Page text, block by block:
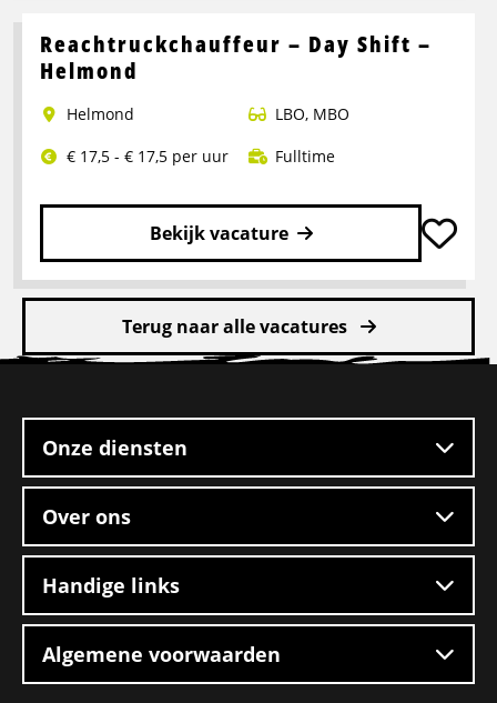
over
Pakketbezorger
Reachtruckchauffeur – Day Shift –
Helmond
Helmond LBO, MBO
€ 17,5 - € 17,5 per uur
Fulltime
Bekijk vacature
Lees
meer
Reachtruckchauffeur
–
Helmond
Terug naar alle vacatures
footer
Onze diensten
Over ons
Handige links
Algemene voorwaarden